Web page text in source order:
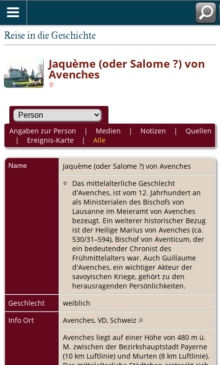
Reise in die Geschichte
Jaquème (oder Salome ?) von
Avenches
Angaben zur Person | Medien | Notizen | Quellen
| Ereignis-Karte| Alle
Name Jaquème (oder Salome ?) von Avenches
Das mittelalterliche Geschlecht
d'Avenches, ist vom 12. Jahrhundert an
als Ministerialen des Bischofs von
Lausanne im Meieramt von Avenches
bezeugt. Ein weiterer historischer Bezug
ist der Heilige Marius von Avenches (ca.
530/31–594), Bischof von Aventicum, der
ein bedeutender Chronist des
Frühmittelalters war. Auch Guillaume
d'Avenches, ein wichtiger Akteur der
savoyischen Kriege, gehört zu den
herausragenden Persönlichkeiten.
Geschlecht
weiblich
Info Ort
Avenches, VD, Schweiz
Avenches liegt auf einer Höhe von 480 m ü.
M. zwischen der Bezirkshauptstadt Payerne
(10 km Luftlinie) und Murten (8 km Luftlinie).